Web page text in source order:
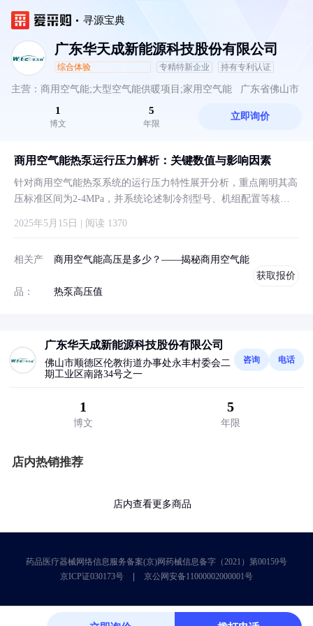
寻源宝典
广东华天成新能源科技股份有限公司
综合体验 专精特新企业 持有专利认证
广东省佛山市
主营：商用空气能;大型空气能供暖项目;家用空气能
1
博文
5
年限
立即询价
商用空气能热泵运行压力解析：关键数值与影响因素
针对商用空气能热泵系统的运行压力特性展开分析，重点阐明其高
压标准区间为2-4MPa，并系统论述制冷剂型号、机组配置等核心
能与耐久性的重要意义。
2025年5月15日 | 阅读 1370
相关产
品：
商用空气能高压是多少？——揭秘商用空气能
热泵高压值
获取报价
广东华天成新能源科技股份有限公司
佛山市顺德区伦教街道办事处永丰村委会二
期工业区南路34号之一
咨询 电话
1
博文
5
年限
店内热销推荐
店内查看更多商品
药品医疗器械网络信息服务备案(京)网药械信息备字（2021）第00159号
京ICP证030173号
京公网安备11000002000001号